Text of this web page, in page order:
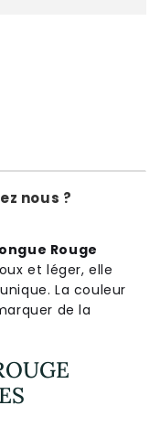
nous ?
Rouge
et léger, elle
La couleur
de la